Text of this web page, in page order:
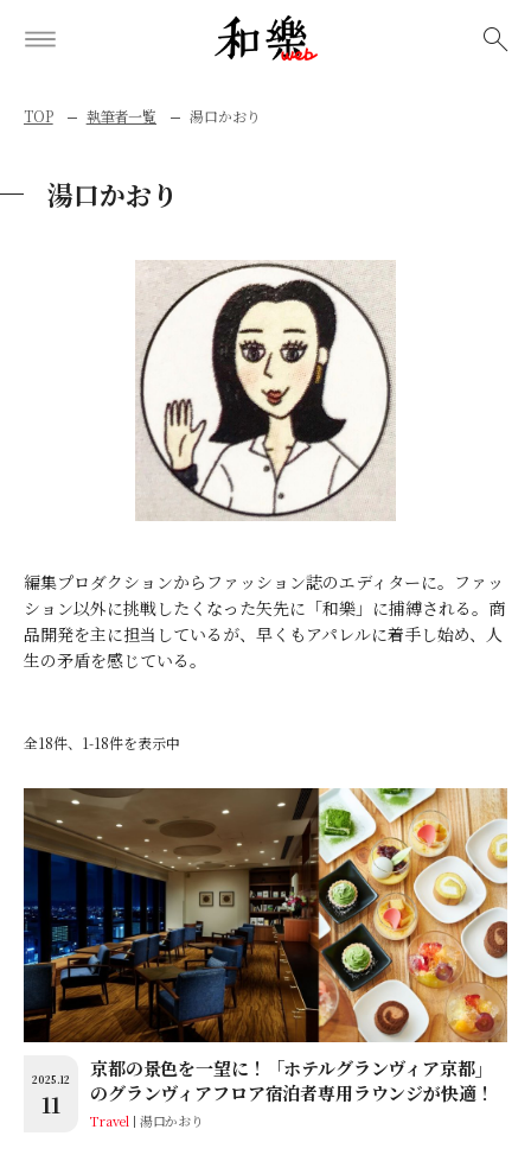
TOP 執筆者一覧 湯口かおり
湯口かおり
編集プロダクションからファッション誌のエディターに。ファッ
ション以外に挑戦したくなった矢先に「和樂」に捕縛される。商
品開発を主に担当しているが、早くもアパレルに着手し始め、人
生の矛盾を感じている。
全18件、1-18件を表示中
2025.12
11
京都の景色を一望に！「ホテルグランヴィア京都」
のグランヴィアフロア宿泊者専用ラウンジが快適！
Travel 湯口かおり